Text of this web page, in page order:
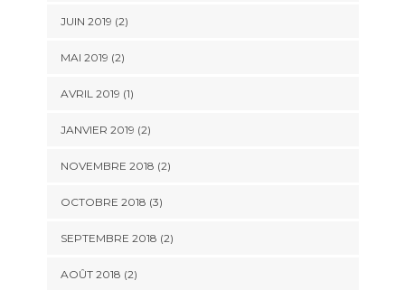
JUIN 2019 (2)
MAI 2019 (2)
AVRIL 2019 (1)
JANVIER 2019 (2)
NOVEMBRE 2018 (2)
OCTOBRE 2018 (3)
SEPTEMBRE 2018 (2)
AOÛT 2018 (2)